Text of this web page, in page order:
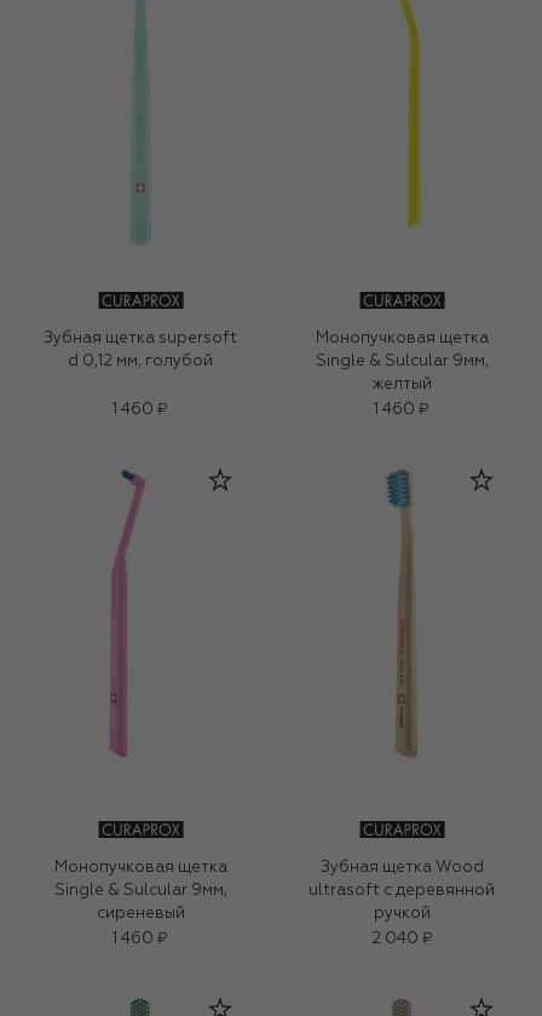
Зубная щетка supersoft
d 0,12 мм, голубой
1 460 ₽
Монопучковая щетка
Single & Sulcular 9мм,
желтый
1 460 ₽
Монопучковая щетка
Single & Sulcular 9мм,
сиреневый
1 460 ₽
Зубная щетка Wood
ultrasoft с деревянной
ручкой
2 040 ₽